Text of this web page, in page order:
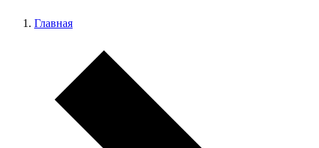
Главная